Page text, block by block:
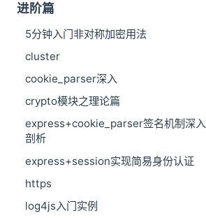
进阶篇
5分钟入门非对称加密用法
cluster
cookie_parser深入
crypto模块之理论篇
express+cookie_parser签名机制深入
剖析
express+session实现简易身份认证
https
log4js入门实例